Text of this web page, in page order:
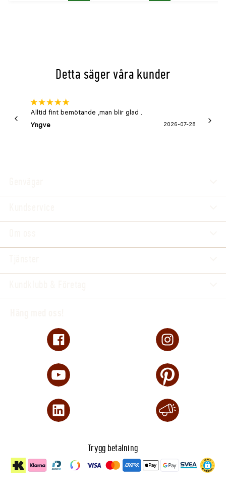
Detta säger våra kunder
Alltid fint bemötande ,man blir glad .
Yngve
2026-07-28
Trygg betalning